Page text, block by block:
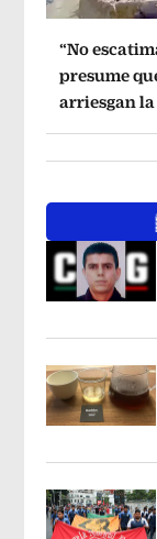
“No
presume
arriesgan
Opens in
Opens in